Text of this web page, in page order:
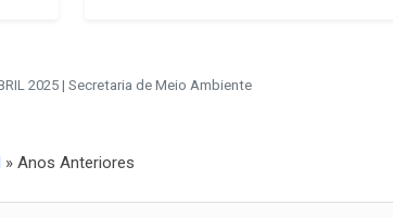
2025 | Secretaria de Meio Ambiente
» Anos Anteriores